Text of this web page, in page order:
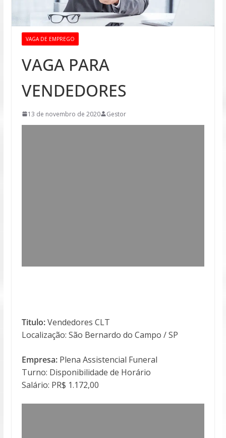
VAGA DE EMPREGO
VAGA PARA
VENDEDORES
13 de novembro de 2020 Gestor
Titulo:Vendedores CLT
Localização: São Bernardo do Campo / SP
Empresa:Plena Assistencial Funeral
Turno: Disponibilidade de Horário
Salário: PR$ 1.172,00